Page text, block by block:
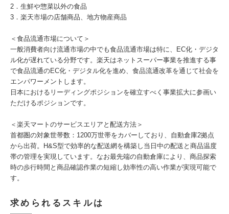
2．生鮮や惣菜以外の食品
3．楽天市場の店舗商品、地方物産商品
＜食品流通市場について＞
一般消費者向け流通市場の中でも食品流通市場は特に、EC化・デジタ
ル化が遅れている分野です。楽天はネットスーパー事業を推進する事
で食品流通のEC化・デジタル化を進め、食品流通改革を通じて社会を
エンパワーメントします。
日本におけるリーディングポジションを確立すべく事業拡大に参画い
ただけるポジションです。
＜楽天マートのサービスエリアと配送方法＞
首都圏の対象世帯数：1200万世帯をカバーしており、自動倉庫2拠点
から出荷。H&S型で効率的な配送網を構築し当日中の配送と商品温度
帯の管理を実現しています。なお最先端の自動倉庫により、商品探索
時の歩行時間と商品確認作業の短縮し効率性の高い作業が実現可能で
す。
求められるスキルは